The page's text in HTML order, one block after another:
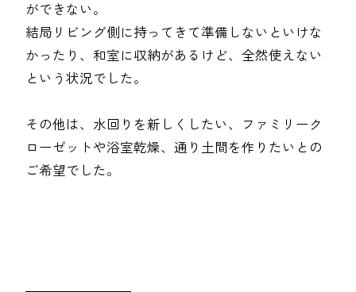
ができない。
結局リビング側に持ってきて準備しないといけな
かったり、和室に収納があるけど、全然使えない
という状況でした。
その他は、水回りを新しくしたい、ファミリーク
ローゼットや浴室乾燥、通り土間を作りたいとの
ご希望でした。